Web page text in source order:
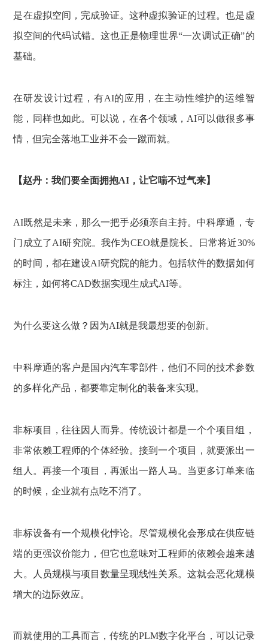
是在虚拟空间，完成验证。这种虚拟验证的过程。也是虚
拟空间的代码试错。这也正是物理世界“一次调试正确”的
基础。
在研发设计过程，有AI的应用，在主动性维护的运维智
能，同样也如此。可以说，在各个领域，AI可以做很多事
情，但完全落地工业并不会一蹴而就。
【赵丹：我们要全面拥抱AI，让它喘不过气来】
AI既然是未来，那么一把手必须亲自主持。中科摩通，专
门成立了AI研究院。我作为CEO就是院长。日常将近30%
的时间，都在建设AI研究院的能力。包括软件的数据如何
标注，如何将CAD数据实现生成式AI等。
为什么要这么做？因为AI就是我最想要的创新。
中科摩通的客户是国内汽车零部件，他们不同的技术参数
的多样化产品，都要靠定制化的装备来实现。
非标项目，往往因人而异。传统设计都是一个个项目组，
非常依赖工程师的个体经验。接到一个项目，就要派出一
组人。再接一个项目，再派出一路人马。当更多订单来临
的时候，企业就有点吃不消了。
非标设备有一个规模化悖论。尽管规模化会形成在供应链
端的更强议价能力，但它也意味对工程师的依赖会越来越
大。人员规模与项目数量呈现线性关系。这就会恶化规模
增大的边际效应。
而就使用的工具而言，传统的PLM数字化平台，可以记录